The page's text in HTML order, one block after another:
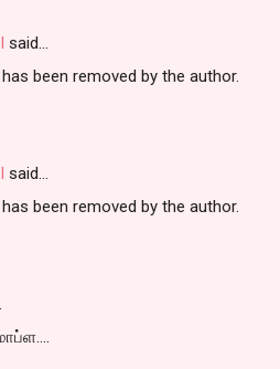
said…
been removed by the author.
said…
been removed by the author.